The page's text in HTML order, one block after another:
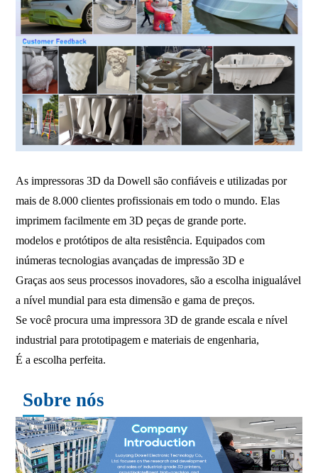
As impressoras 3D da Dowell são confiáveis ​​e utilizadas por
mais de 8.000 clientes profissionais em todo o mundo. Elas
imprimem facilmente em 3D peças de grande porte.
modelos e protótipos de alta resistência. Equipados com
inúmeras tecnologias avançadas de impressão 3D e
Graças aos seus processos inovadores, são a escolha inigualável
a nível mundial para esta dimensão e gama de preços.
Se você procura uma impressora 3D de grande escala e nível
industrial para prototipagem e materiais de engenharia,
É a escolha perfeita.
Sobre nós